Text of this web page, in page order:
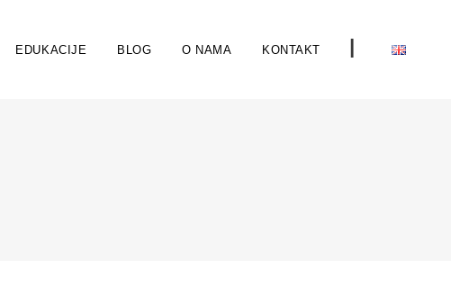
EDUKACIJE BLOG O NAMA KONTAKT I